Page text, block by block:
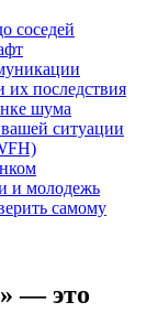
соседей
последствия
шума
ситуации
и молодежь
самому
— это